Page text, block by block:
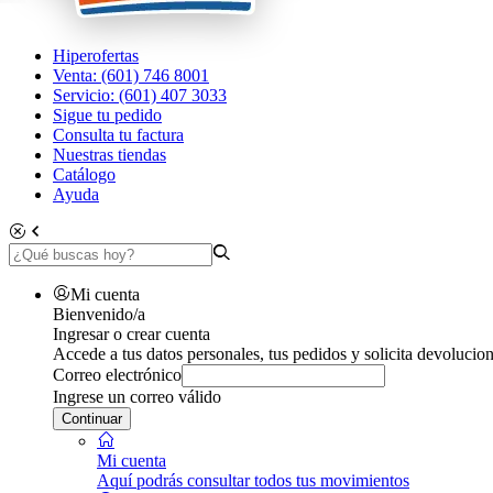
Hiperofertas
Venta: (601) 746 8001
Servicio: (601) 407 3033
Sigue tu pedido
Consulta tu factura
Nuestras tiendas
Catálogo
Ayuda
Mi cuenta
Bienvenido/a
Ingresar o crear cuenta
Accede a tus datos personales, tus pedidos y solicita
Correo electrónico
Ingrese un correo válido
Continuar
Mi cuenta
Aquí podrás consultar todos tus movimientos